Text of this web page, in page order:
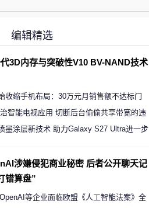
编辑精选
3D内存与突破性V10 BV-NAND技术
收缩手机布局：30万元月销售额不达标门
智能电视应用 切断后台偷偷共享带宽的违
墨涂层新技术 助力Galaxy S27 Ultra进一步
涉嫌侵犯商业秘密 后者公开聊天记
错算盘”
等企业面临欧盟《人工智能法案》全